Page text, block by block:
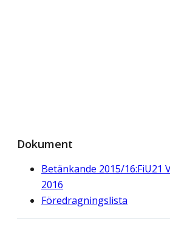
Dokument
Betänkande 2015/
2016
Föredragningslista